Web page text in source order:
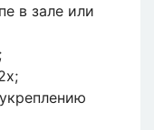
в зале или